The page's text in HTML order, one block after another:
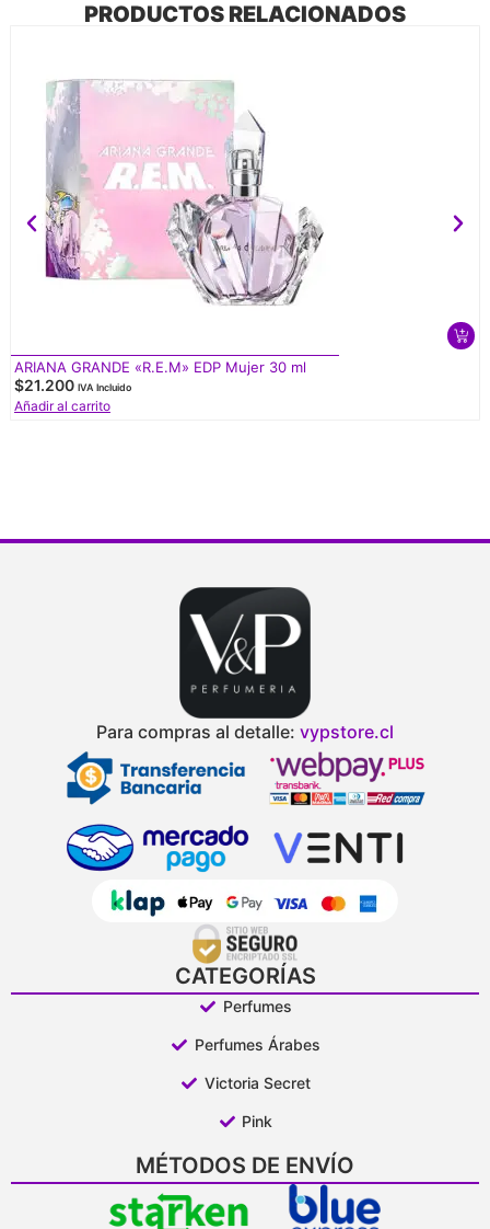
PRODUCTOS RELACIONADOS
ARIANA GRANDE «R.E.M» EDP Mujer 30 ml
$21.200 IVA Incluido
Añadir al carrito
Para compras al detalle: vypstore.cl
CATEGORÍAS
Perfumes
Perfumes Árabes
Victoria Secret
Pink
MÉTODOS DE ENVÍO